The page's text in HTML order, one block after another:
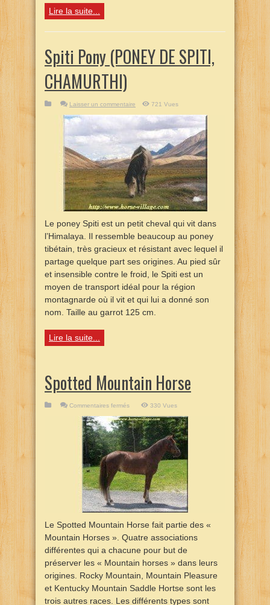
Lire la suite...
Spiti Pony (PONEY DE SPITI,
CHAMURTHI)
Laisser un commentaire 721 Vues
Le poney Spiti est un petit cheval qui vit dans
l’Himalaya. Il ressemble beaucoup au poney
tibétain, très gracieux et résistant avec lequel il
partage quelque part ses origines. Au pied sûr
et insensible contre le froid, le Spiti est un
moyen de transport idéal pour la région
montagnarde où il vit et qui lui a donné son
nom. Taille au garrot 125 cm.
Lire la suite...
Spotted Mountain Horse
Commentaires fermés
Mountain
Horse
330 Vues
Le Spotted Mountain Horse fait partie des «
Mountain Horses ». Quatre associations
différentes qui a chacune pour but de
préserver les « Mountain horses » dans leurs
origines. Rocky Mountain, Mountain Pleasure
et Kentucky Mountain Saddle Hortse sont les
trois autres races. Les différents types sont